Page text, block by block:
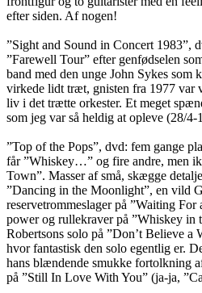
efter siden. Af nogen!
”Sight and Sound in Concert 1983”,
”Farewell Tour” efter genfødselen
band med den unge John Sykes som
virkede lidt træt, gnisten fra 1977 var
liv i det trætte orkester. Et meget
som jeg var så heldig at opleve (28/
”Top of the Pops”, dvd: fem gange
får ”Whiskey…” og fire andre, men
Town”. Masser af små, skægge
”Dancing in the Moonlight”, en vild
reservetrommeslager på ”Waiting
power og rullekraver på ”Whiskey in
Robertsons solo på ”Don’t Believe a
hvor fantastisk den solo egentlig er.
hans blændende smukke fortolkning
på ”Still In Love With You” (ja-ja,